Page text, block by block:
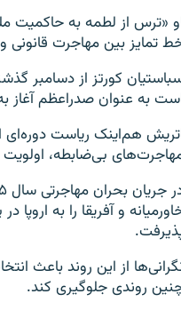
«ترس از لطمه به حاکمیت
تمایز بین مهاجرت قانونی
کورتز از دسامبر
به عنوان صدراعظم آغاز
هم‌اینک ریاست دوره‌ای
بی‌ضابطه،
و آفریقا را به
از این روند باعث
روندی جلوگیری کند.